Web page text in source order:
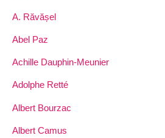
A. Răvășel
Abel Paz
Achille Dauphin-Meunier
Adolphe Retté
Albert Bourzac
Albert Camus